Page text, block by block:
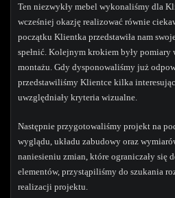
Ten niezwykły mebel wykonaliśmy dla
wcześniej okazję realizować równie
początku Klientka przedstawiła nam
spełnić. Kolejnym krokiem były pomiary
montażu. Gdy dysponowaliśmy już
przedstawiliśmy Klientce kilka
uwzględniały kryteria wizualne.
Następnie przygotowaliśmy projekt na
wyglądu, układu zabudowy oraz
naniesieniu zmian, które ograniczały
elementów, przystąpiliśmy do szukania
realizacji projektu.